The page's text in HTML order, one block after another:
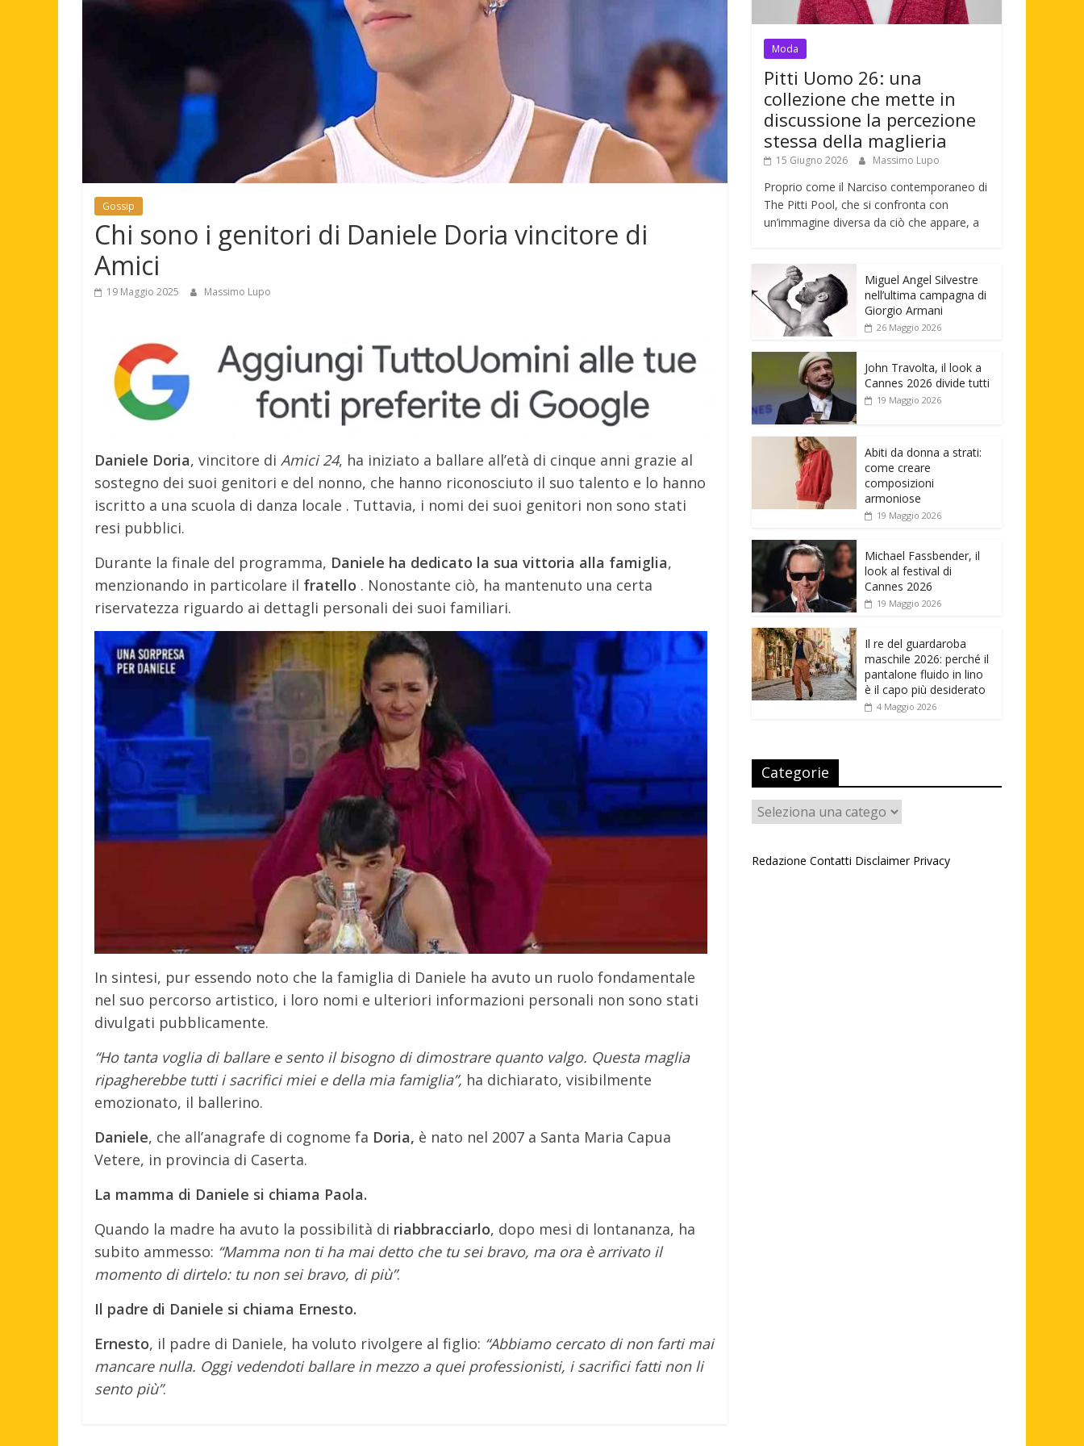
Gossip
Chi sono i genitori di Daniele Doria vincitore di
Amici
19 Maggio 2025 Massimo Lupo
Daniele Doria, vincitore di Amici 24, ha iniziato a ballare all’età di cinque anni grazie al
sostegno dei suoi genitori e del nonno, che hanno riconosciuto il suo talento e lo hanno
iscritto a una scuola di danza locale . Tuttavia, i nomi dei suoi genitori non sono stati
resi pubblici.
Durante la finale del programma, Daniele ha dedicato la sua vittoria alla famiglia,
menzionando in particolare il fratello . Nonostante ciò, ha mantenuto una certa
riservatezza riguardo ai dettagli personali dei suoi familiari.
In sintesi, pur essendo noto che la famiglia di Daniele ha avuto un ruolo fondamentale
nel suo percorso artistico, i loro nomi e ulteriori informazioni personali non sono stati
divulgati pubblicamente.
“Ho tanta voglia di ballare e sento il bisogno di dimostrare quanto valgo. Questa maglia
ripagherebbe tutti i sacrifici miei e della mia famiglia”, ha dichiarato, visibilmente
emozionato, il ballerino.
Daniele, che all’anagrafe di cognome fa Doria, è nato nel 2007 a Santa Maria Capua
Vetere, in provincia di Caserta.
La mamma di Daniele si chiama Paola.
Quando la madre ha avuto la possibilità di riabbracciarlo, dopo mesi di lontananza, ha
subito ammesso: “Mamma non ti ha mai detto che tu sei bravo, ma ora è arrivato il
momento di dirtelo: tu non sei bravo, di più”.
Il padre di Daniele si chiama Ernesto.
Ernesto, il padre di Daniele, ha voluto rivolgere al figlio: “Abbiamo cercato di non farti mai
mancare nulla. Oggi vedendoti ballare in mezzo a quei professionisti, i sacrifici fatti non li
sento più”.
Moda
Pitti Uomo 26: una
collezione che mette in
discussione la percezione
stessa della maglieria
15 Giugno 2026 Massimo Lupo
Proprio come il Narciso contemporaneo di
The Pitti Pool, che si confronta con
un’immagine diversa da ciò che appare, a
Miguel Angel Silvestre
nell’ultima campagna di
Giorgio Armani
26 Maggio 2026
John Travolta, il look a
Cannes 2026 divide tutti
19 Maggio 2026
Abiti da donna a strati:
come creare
composizioni
armoniose
19 Maggio 2026
Michael Fassbender, il
look al festival di
Cannes 2026
19 Maggio 2026
Il re del guardaroba
maschile 2026: perché il
pantalone fluido in lino
è il capo più desiderato
4 Maggio 2026
Categorie
Categorie
Redazione Contatti Disclaimer Privacy